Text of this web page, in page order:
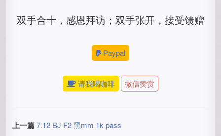
双手合十，感恩拜访；双手张开，接受馈赠
Paypal
请我喝咖啡 微信赞赏
上一篇 7.12 BJ F2 黑mm 1k pass